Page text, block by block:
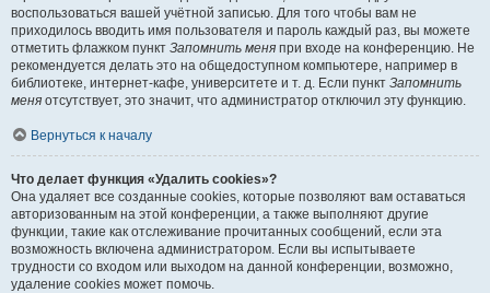
воспользоваться вашей учётной записью. Для того чтобы вам не
приходилось вводить имя пользователя и пароль каждый раз, вы можете
отметить флажком пункт Запомнить меня при входе на конференцию. Не
рекомендуется делать это на общедоступном компьютере, например в
библиотеке, интернет-кафе, университете и т. д. Если пункт Запомнить
меня отсутствует, это значит, что администратор отключил эту функцию.
Вернуться к началу
Что делает функция «Удалить cookies»?
Она удаляет все созданные cookies, которые позволяют вам оставаться
авторизованным на этой конференции, а также выполняют другие
функции, такие как отслеживание прочитанных сообщений, если эта
возможность включена администратором. Если вы испытываете
трудности со входом или выходом на данной конференции, возможно,
удаление cookies может помочь.